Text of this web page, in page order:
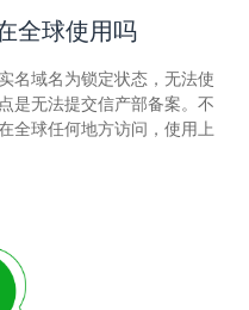
全球使用吗
名域名为锁定状态，无法使
是无法提交信产部备案。不
全球任何地方访问，使用上